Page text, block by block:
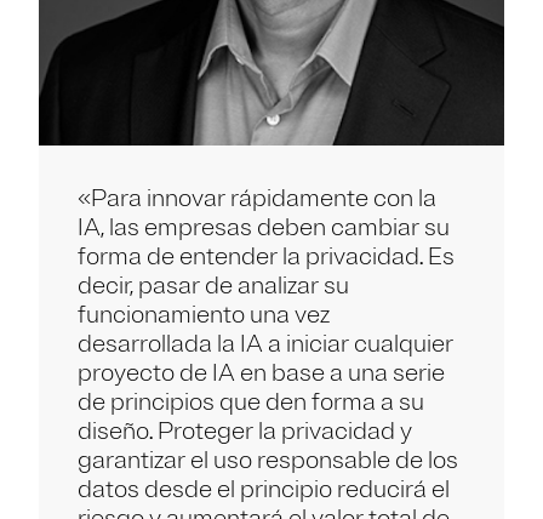
«Para innovar rápidamente con la
IA, las empresas deben cambiar su
forma de entender la privacidad. Es
decir, pasar de analizar su
funcionamiento una vez
desarrollada la IA a iniciar cualquier
proyecto de IA en base a una serie
de principios que den forma a su
diseño. Proteger la privacidad y
garantizar el uso responsable de los
datos desde el principio reducirá el